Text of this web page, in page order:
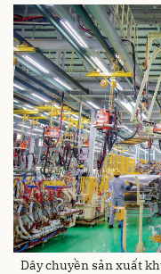
Dây chuyền sản xuất